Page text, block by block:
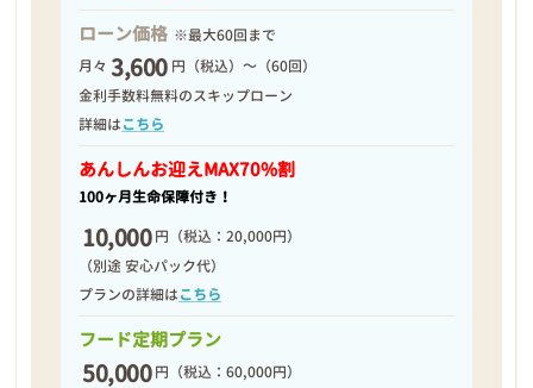
2026年04月08日
ローン価格 ※最大60回まで
月々 3,600 円（税込）～（60回）
金利手数料無料のスキップローン
詳細はこちら
あんしんお迎えMAX70%割
100ヶ月生命保障付き！
10,000 円 （税込：20,000円）
（別途 安心パック代）
プランの詳細はこちら
フード定期プラン
50,000 円 （税込：60,000円）